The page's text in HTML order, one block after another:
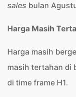
sales bulan
Harga Masih
Harga masih
masih tertahan di
di time frame H1.